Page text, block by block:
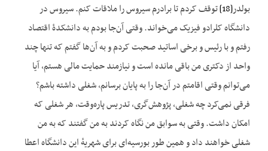
بولدر[18]
توقف کردم تا برادرم سیروس را ملاقات کنم. سیروس در
دانشگاه کلرادو فیزیک می‌خواند. وقتی آن‌جا بودم به دانشکدهٔ اقتصاد
رفتم و با رئيس و برخی اساتید صحبت کردم و به آن‌ها گفتم که تنها چند
واحد از دکتری من باقی مانده است و نیازمند حمایت مالی هستم، آیا
می‌توانم وقتی اقامتم در آن‌جا را به پایان برسانم، شغلی داشته باشم؟
فرقی نمی‌کرد چه شغلی، پژوهش‌گری، تدریس پاره‌وقت، هر شغلی که
امکان داشت. وقتی به سوابق من نگاه کردند به من گفتند که به من
شغلی خواهند داد و همین طور بورسیه‌‌ای برای شهریهٔ این دانشگاه اعطا